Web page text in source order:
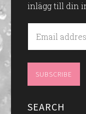
inlägg till din
SEARCH